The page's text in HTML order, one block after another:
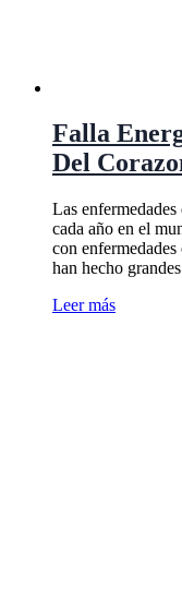
Falla
Del
Las
cada año en el
con
han hecho
Leer más